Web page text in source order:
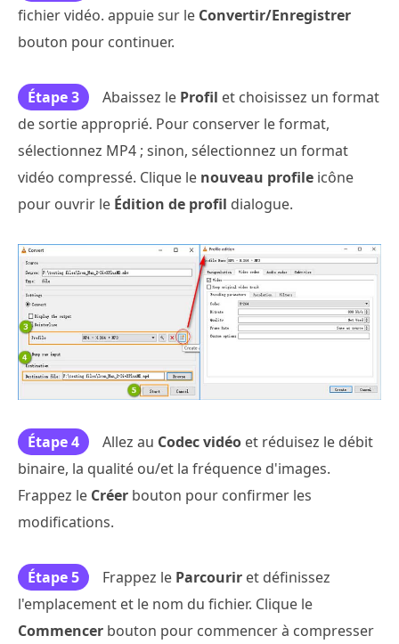
fichier vidéo. appuie sur le Convertir/Enregistrer
bouton pour continuer.
Étape 3 Abaissez le Profil et choisissez un format
de sortie approprié. Pour conserver le format,
sélectionnez MP4 ; sinon, sélectionnez un format
vidéo compressé. Clique le nouveau profile icône
pour ouvrir le Édition de profil dialogue.
Étape 4 Allez au Codec vidéo et réduisez le débit
binaire, la qualité ou/et la fréquence d'images.
Frappez le Créer bouton pour confirmer les
modifications.
Étape 5 Frappez le Parcourir et définissez
l'emplacement et le nom du fichier. Clique le
Commencer bouton pour commencer à compresser